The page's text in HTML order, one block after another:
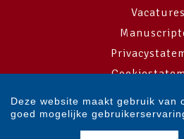
Vacatures
Cookie-
Deze website maakt gebruik van
goed mogelijke